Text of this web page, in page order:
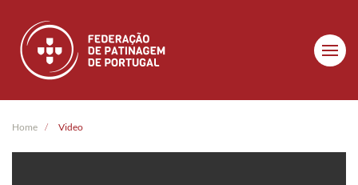
Skip to main content
Home Video